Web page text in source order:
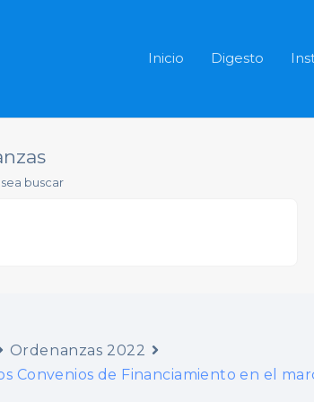
Inicio Digesto
buscar
Ordenanzas 2022
Convenios de Financiamiento en el